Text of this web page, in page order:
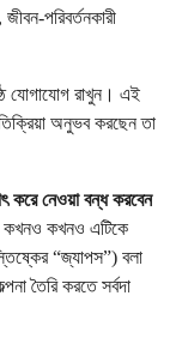
পরিবর্তনকারী
যোগাযোগ রাখুন। এই
অনুভব করছেন তা
করে নেওয়া বন্ধ করবেন
কখনও কখনও এটিকে
“জ্যাপস”) বলা
তৈরি করতে সর্বদা